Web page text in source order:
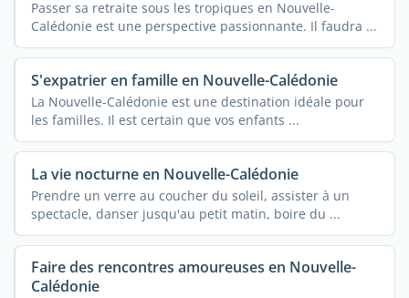
Passer sa retraite sous les tropiques en Nouvelle-
Calédonie est une perspective passionnante. Il faudra ...
S'expatrier en famille en Nouvelle-Calédonie
La Nouvelle-Calédonie est une destination idéale pour
les familles. Il est certain que vos enfants ...
La vie nocturne en Nouvelle-Calédonie
Prendre un verre au coucher du soleil, assister à un
spectacle, danser jusqu'au petit matin, boire du ...
Faire des rencontres amoureuses en Nouvelle-
Calédonie